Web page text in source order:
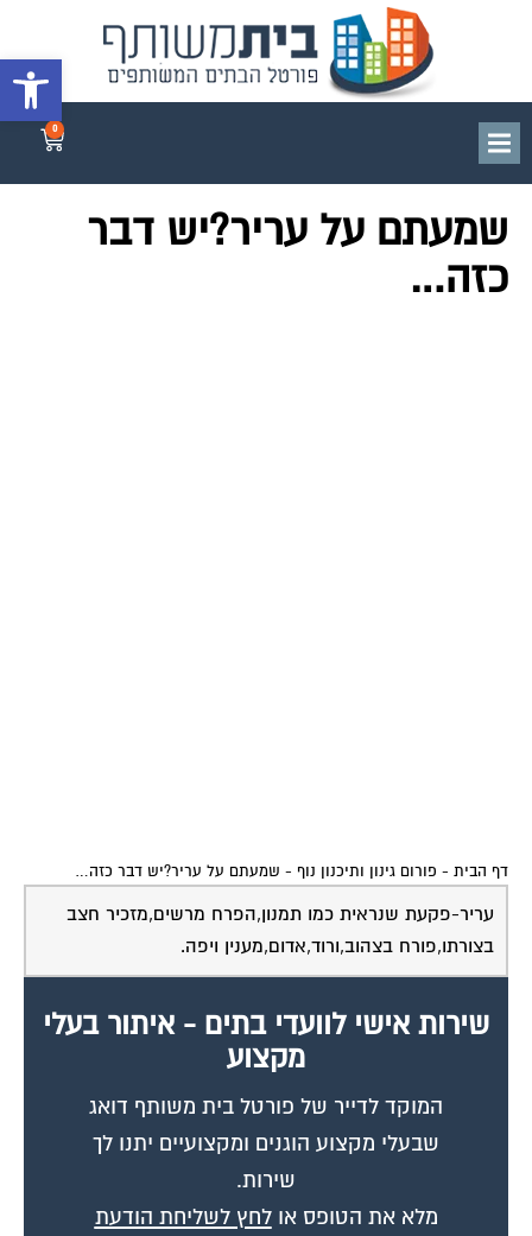
פתח
שמעתם על עריר?יש דבר
כזה…
עריר-פקעת שנראית כמו תמנון,הפרח מרשים,מזכיר חצב
בצורתו,פורח בצהוב,ורוד,אדום,מענין ויפה.
מקצוע
המוקד לדייר של פורטל בית משותף דואג
שבעלי מקצוע הוגנים ומקצועיים יתנו לך
שירות.
מלא את הטופס אולחץ לשליחת הודעת
ווצאפ